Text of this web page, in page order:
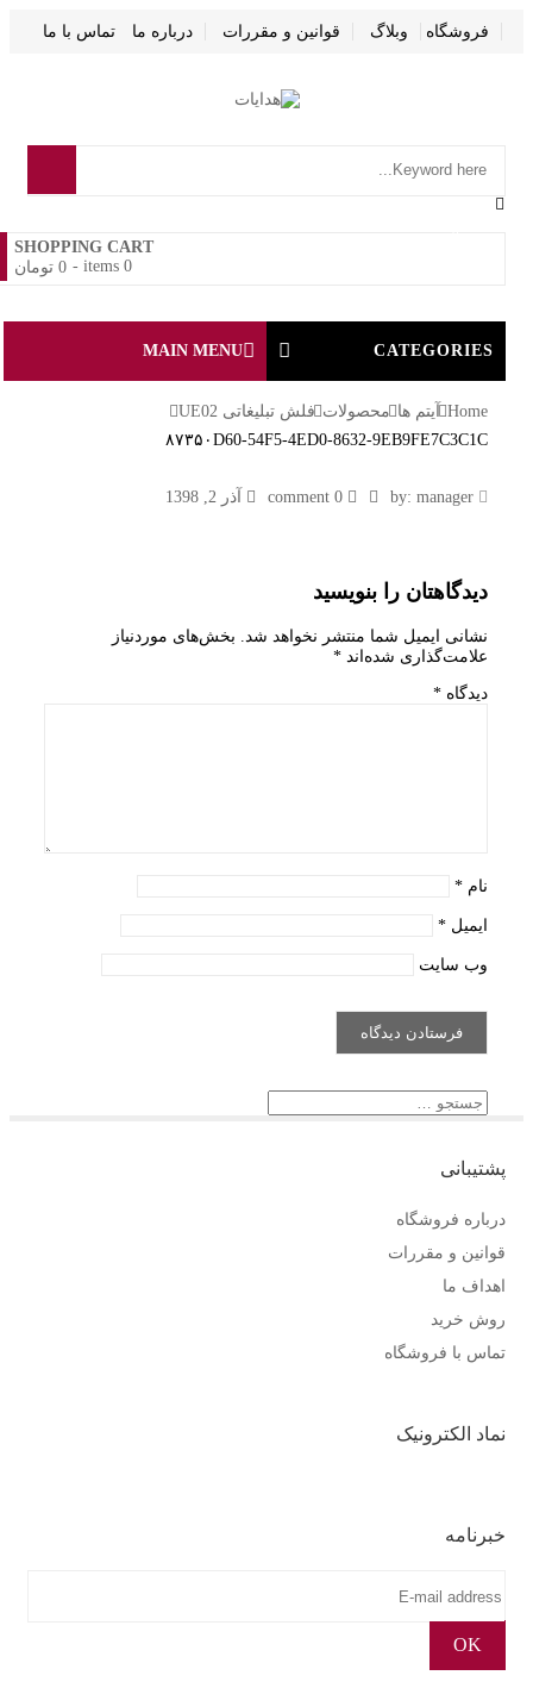
فروشگاه وبلاگ قوانین و مقررات درباره ما تماس با ما
SHOPPING CART
-
0 تومان
MAIN MENU
آیتم ها محصولات فلش تبلیغاتی UE02
۸۷۳۵۰D60-54F5-4ED0-8632-9EB9FE7C3C1C
۸۷۳۵۰D60-
4ED0-
8632-
9EB9FE7C3C1C
manager آذر 2, 1398
دیدگاهتان را بنویسید
نشانی ایمیل شما منتشر نخواهد شد. بخش‌های موردنیاز
علامت‌گذاری شده‌اند*
دیدگاه*
*
وب‌ سایت
فروشگاه
و مقررات
ما
خرید
با فروشگاه
الکترونیک